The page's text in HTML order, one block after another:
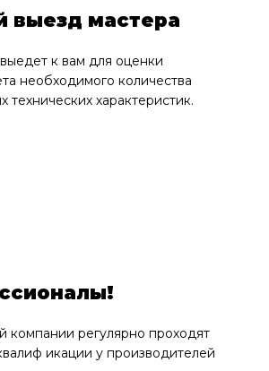
выезд мастера
к вам для оценки
необходимого количества
характеристик.
компании регулярно проходят
икации у производителей